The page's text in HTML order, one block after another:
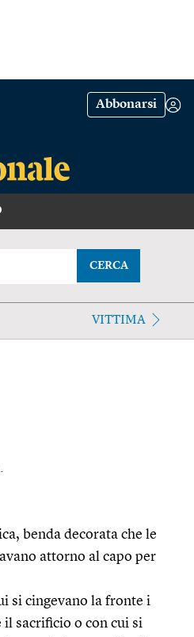
Abbonarsi
CERCA
VITTIMA
benda decorata che le
attorno al capo per
si cingevano la fronte i
sacrificio o con cui si